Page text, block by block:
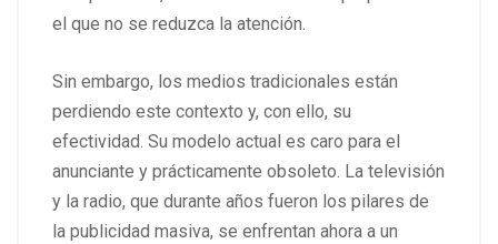
el que no se reduzca la atención.
Sin embargo, los medios tradicionales están
perdiendo este contexto y, con ello, su
efectividad. Su modelo actual es caro para el
anunciante y prácticamente obsoleto. La televisión
y la radio, que durante años fueron los pilares de
la publicidad masiva, se enfrentan ahora a un